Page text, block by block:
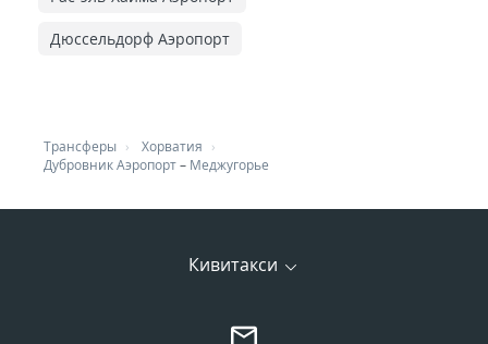
Дюссельдорф Аэропорт
Трансферы
Хорватия
Дубровник Аэропорт– Меджугорье
Кивитакси